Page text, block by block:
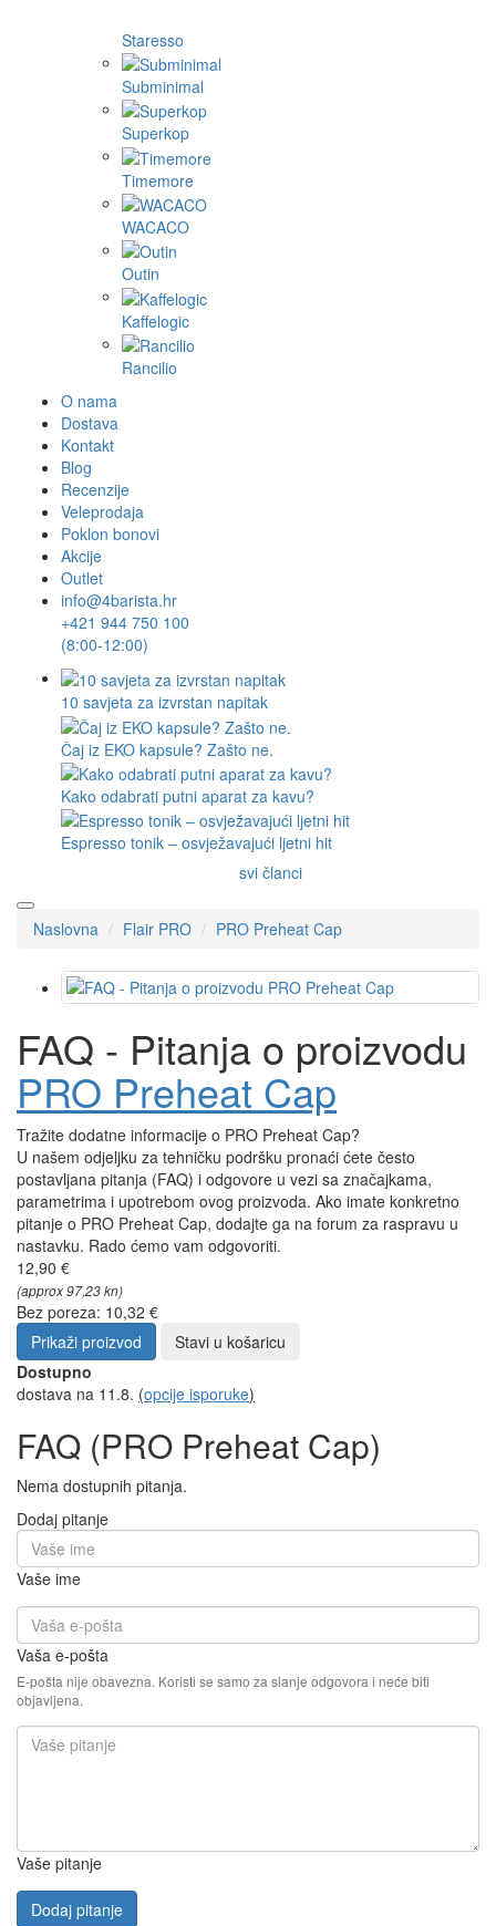
Staresso
Subminimal
Superkop
Timemore
WACACO
Outin
Kaffelogic
Rancilio
O nama
Dostava
Kontakt
Blog
Recenzije
Veleprodaja
Poklon bonovi
Akcije
Outlet
info@4barista.hr
+421 944 750 100
(8:00-12:00)
10 savjeta za izvrstan napitak
Čaj iz EKO kapsule? Zašto ne.
Kako odabrati putni aparat za kavu?
Espresso tonik – osvježavajući ljetni hit
svi članci
Naslovna Flair PRO PRO Preheat Cap
FAQ - Pitanja o proizvodu
PRO Preheat Cap
Tražite dodatne informacije o PRO Preheat Cap?
U našem odjeljku za tehničku podršku pronaći ćete često
postavljana pitanja (FAQ) i odgovore u vezi sa značajkama,
parametrima i upotrebom ovog proizvoda. Ako imate konkretno
pitanje o PRO Preheat Cap, dodajte ga na forum za raspravu u
nastavku. Rado ćemo vam odgovoriti.
12,90 €
(approx 97,23 kn)
Bez poreza: 10,32 €
Prikaži proizvod
Stavi u košaricu
Dostupno
dostava na 11.8. (opcije isporuke)
FAQ (PRO Preheat Cap)
Nema dostupnih pitanja.
Dodaj pitanje
Vaše ime
Vaša e-pošta
E-pošta nije obavezna. Koristi se samo za slanje odgovora i neće biti
objavljena.
Vaše pitanje
Dodaj pitanje